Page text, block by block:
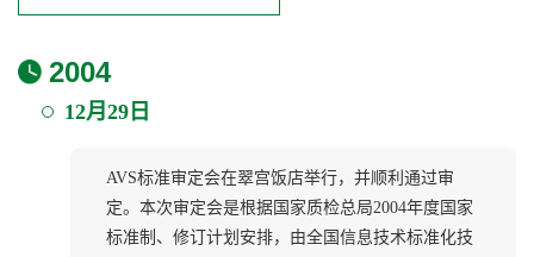
2004
12月29日
AVS标准审定会在翠宫饭店举行，并顺利通过审
定。本次审定会是根据国家质检总局2004年度国家
标准制、修订计划安排，由全国信息技术标准化技